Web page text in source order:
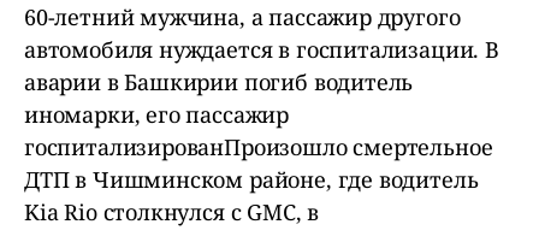
60-летний мужчина, а пассажир другого
автомобиля нуждается в госпитализации. В
аварии в Башкирии погиб водитель
иномарки, его пассажир
госпитализированПроизошло смертельное
ДТП в Чишминском районе, где водитель
Kia Rio столкнулся с GMC, в